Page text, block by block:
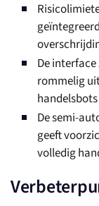
De
rommelig
De semi-
geeft
volledig